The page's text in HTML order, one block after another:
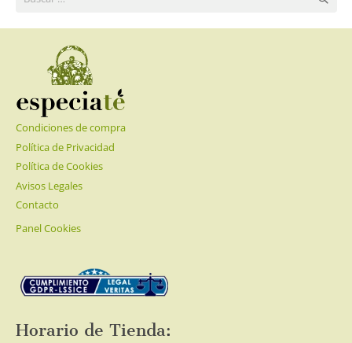
Condiciones de compra
Política de Privacidad
Política de Cookies
Avisos Legales
Contacto
Panel Cookies
Horario de Tienda: